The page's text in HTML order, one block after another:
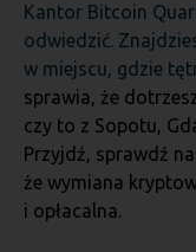
Kantor Bitcoin
odwiedzić.
w miejscu, gdzie
sprawia, że
czy to z Sopotu,
Przyjdź, sprawdź
że wymiana
i opłacalna.